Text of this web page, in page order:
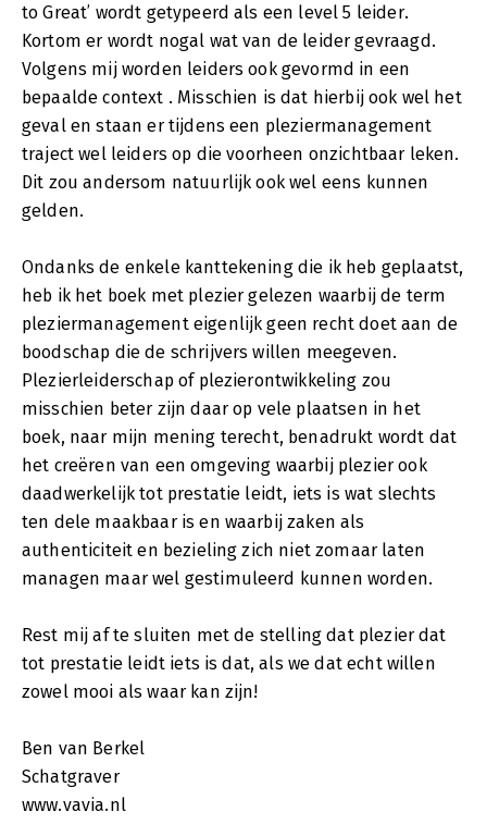
to Great’ wordt getypeerd als een level 5 leider.
Kortom er wordt nogal wat van de leider gevraagd.
Volgens mij worden leiders ook gevormd in een
bepaalde context . Misschien is dat hierbij ook wel het
geval en staan er tijdens een pleziermanagement
traject wel leiders op die voorheen onzichtbaar leken.
Dit zou andersom natuurlijk ook wel eens kunnen
gelden.
Ondanks de enkele kanttekening die ik heb geplaatst,
heb ik het boek met plezier gelezen waarbij de term
pleziermanagement eigenlijk geen recht doet aan de
boodschap die de schrijvers willen meegeven.
Plezierleiderschap of plezierontwikkeling zou
misschien beter zijn daar op vele plaatsen in het
boek, naar mijn mening terecht, benadrukt wordt dat
het creëren van een omgeving waarbij plezier ook
daadwerkelijk tot prestatie leidt, iets is wat slechts
ten dele maakbaar is en waarbij zaken als
authenticiteit en bezieling zich niet zomaar laten
managen maar wel gestimuleerd kunnen worden.
Rest mij af te sluiten met de stelling dat plezier dat
tot prestatie leidt iets is dat, als we dat echt willen
zowel mooi als waar kan zijn!
Ben van Berkel
Schatgraver
www.vavia.nl